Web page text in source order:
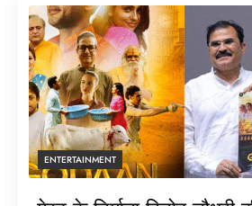
ENTERTAINMENT